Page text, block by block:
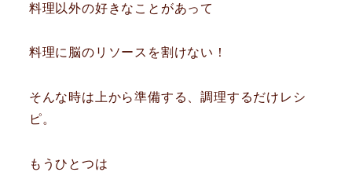
料理以外の好きなことがあって
料理に脳のリソースを割けない！
そんな時は上から準備する、調理するだけレシ
ピ。
もうひとつは